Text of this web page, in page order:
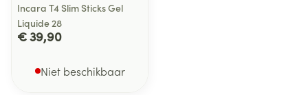
Incara T4 Slim Sticks Gel
Liquide 28
€ 39,90
Niet beschikbaar